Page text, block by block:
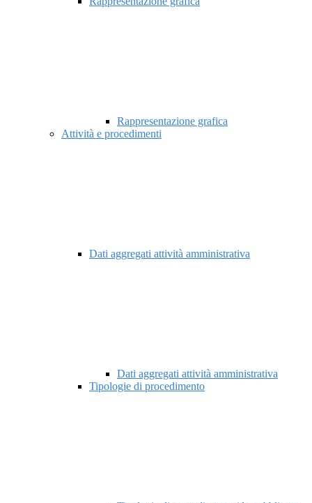
Rappresentazione grafica
Attività e procedimenti
Dati aggregati attività amministrativa
Dati aggregati attività amministrativa
Tipologie di procedimento